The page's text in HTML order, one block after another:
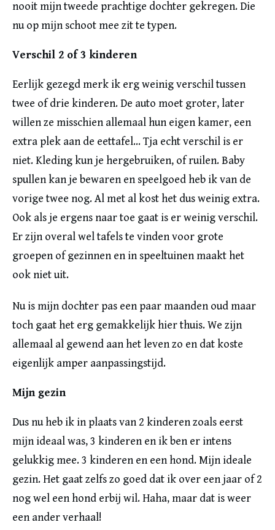
nooit mijn tweede prachtige dochter gekregen. Die
nu op mijn schoot mee zit te typen.
Verschil 2 of 3 kinderen
Eerlijk gezegd merk ik erg weinig verschil tussen
twee of drie kinderen. De auto moet groter, later
willen ze misschien allemaal hun eigen kamer, een
extra plek aan de eettafel… Tja echt verschil is er
niet. Kleding kun je hergebruiken, of ruilen. Baby
spullen kan je bewaren en speelgoed heb ik van de
vorige twee nog. Al met al kost het dus weinig extra.
Ook als je ergens naar toe gaat is er weinig verschil.
Er zijn overal wel tafels te vinden voor grote
groepen of gezinnen en in speeltuinen maakt het
ook niet uit.
Nu is mijn dochter pas een paar maanden oud maar
toch gaat het erg gemakkelijk hier thuis. We zijn
allemaal al gewend aan het leven zo en dat koste
eigenlijk amper aanpassingstijd.
Mijn gezin
Dus nu heb ik in plaats van 2 kinderen zoals eerst
mijn ideaal was, 3 kinderen en ik ben er intens
gelukkig mee. 3 kinderen en een hond. Mijn ideale
gezin. Het gaat zelfs zo goed dat ik over een jaar of 2
nog wel een hond erbij wil. Haha, maar dat is weer
een ander verhaal!